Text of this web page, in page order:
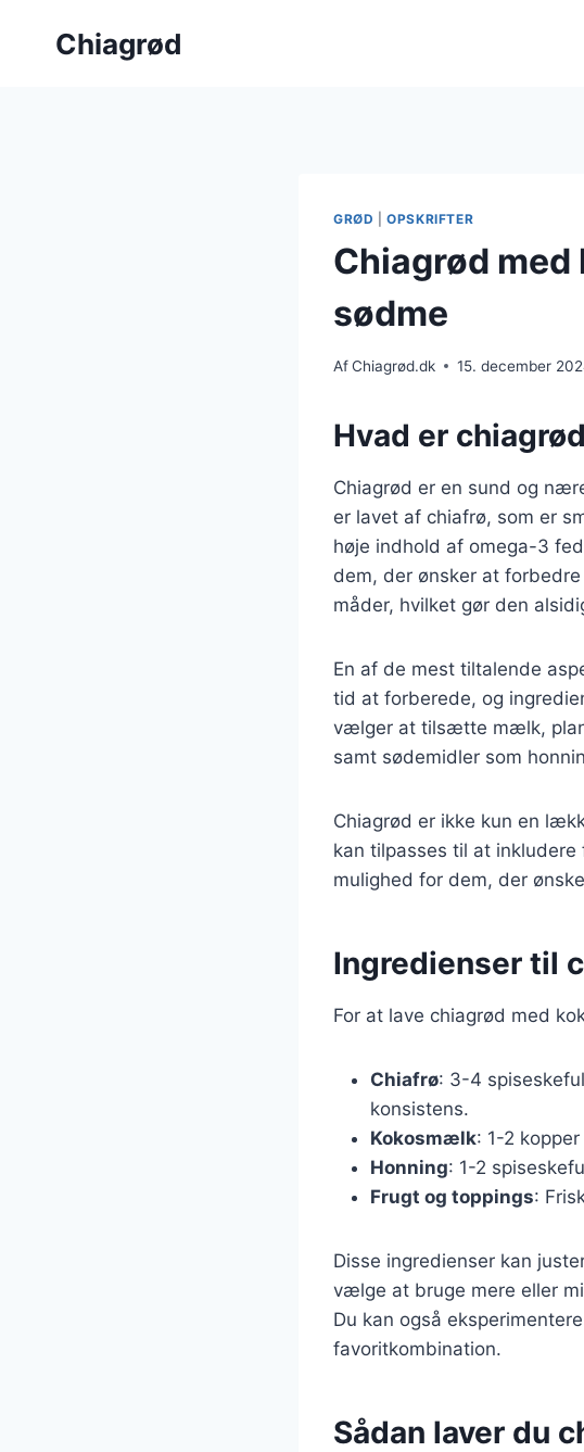
Chiagrød
GRØD |OPSKRIFTER
Chiagrød
sødme
AfChiagrød.dk 15. december
Hvad er
Chiagrød er en sund og
er lavet af chiafrø, som er
høje indhold af omega-3
dem, der ønsker at
måder, hvilket gør den
En af de mest tiltalende
tid at forberede, og
vælger at tilsætte mælk,
samt sødemidler som
Chiagrød er ikke kun en
kan tilpasses til at
mulighed for dem, der
Ingredienser til
For at lave chiagrød med
Chiafrø: 3-4
konsistens.
Kokosmælk: 1-2
Honning: 1-2
Frugt og toppings:
Disse ingredienser kan
vælge at bruge mere eller
Du kan også
favoritkombination.
Sådan laver du